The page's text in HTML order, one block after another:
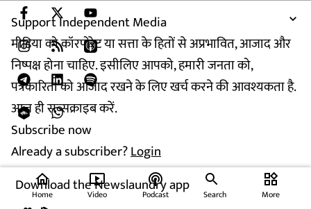
Support Independent Media
मीडिया को कॉरपोरेट या सत्ता के हितों से अप्रभावित, आजाद और
निष्पक्ष होना चाहिए. इसीलिए आपको, हमारी जनता को,
पत्रकारिता को आजाद रखने के लिए खर्च करने की आवश्यकता है.
आज ही सब्सक्राइब करें.
Subscribe now
Already a subscriber?Login
Download the Newslaundry app
home
Home
ondemand_video
Video
podcasts
Podcast Search
widgets
More